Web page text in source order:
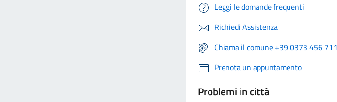
Leggi le domande frequenti
Richiedi Assistenza
Chiama il comune +39 0373 456 711
Prenota un appuntamento
Problemi in città